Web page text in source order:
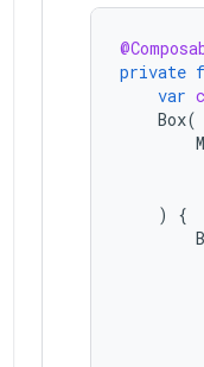
private
var
Box(
)
{